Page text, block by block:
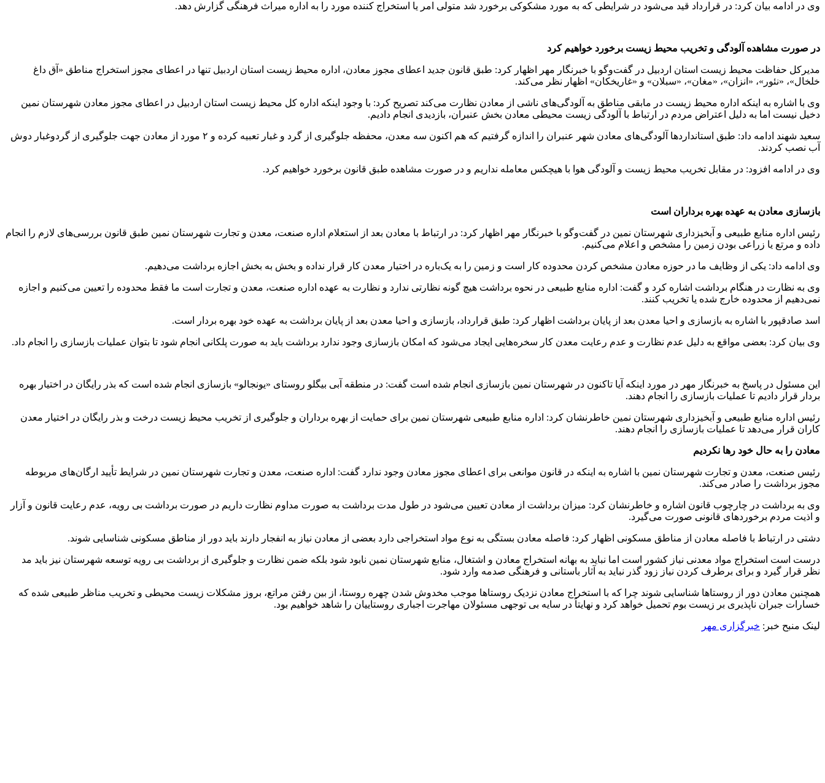
وی در ادامه بیان کرد: در قرارداد قید می‌شود در شرایطی که به مورد مشکوکی برخورد شد متولی امر یا استخراج کننده مورد را به اداره میراث فرهنگی گزارش دهد.
در صورت مشاهده آلودگی و تخریب محیط زیست برخورد خواهیم کرد
مدیرکل حفاظت محیط زیست استان اردبیل در گفت‌وگو با خبرنگار مهر اظهار کرد: طبق قانون جدید اعطای مجوز معادن، اداره محیط زیست استان اردبیل تنها در اعطای مجوز استخراج مناطق «آق داغ
خلخال»، «نئور»، «انزان»، «مغان»، «سبلان» و «غاریخکان» اظهار نظر می‌کند.
وی با اشاره به اینکه اداره محیط زیست در مابقی مناطق به آلودگی‌های ناشی از معادن نظارت می‌کند تصریح کرد: با وجود اینکه اداره کل محیط زیست استان اردبیل در اعطای مجوز معادن شهرستان نمین
دخیل نیست اما به دلیل اعتراض مردم در ارتباط با آلودگی زیست محیطی معادن بخش عنبران، بازدیدی انجام دادیم.
سعید شهند ادامه داد: طبق استانداردها آلودگی‌های معادن شهر عنبران را اندازه گرفتیم که هم اکنون سه معدن، محفظه جلوگیری از گرد و غبار تعبیه کرده و ۲ مورد از معادن جهت جلوگیری از گردوغبار دوش
آب نصب کردند.
وی در ادامه افزود: در مقابل تخریب محیط زیست و آلودگی هوا با هیچکس معامله نداریم و در صورت مشاهده طبق قانون برخورد خواهیم کرد.
بازسازی معادن به عهده بهره برداران است
رئیس اداره منابع طبیعی و آبخیزداری شهرستان نمین در گفت‌وگو با خبرنگار مهر اظهار کرد: در ارتباط با معادن بعد از استعلام اداره صنعت، معدن و تجارت شهرستان نمین طبق قانون بررسی‌های لازم را انجام
داده و مرتع یا زراعی بودن زمین را مشخص و اعلام می‌کنیم.
وی ادامه داد: یکی از وظایف ما در حوزه معادن مشخص کردن محدوده کار است و زمین را به یک‌باره در اختیار معدن کار قرار نداده و بخش به بخش اجازه برداشت می‌دهیم.
وی به نظارت در هنگام برداشت اشاره کرد و گفت: اداره منابع طبیعی در نحوه برداشت هیچ گونه نظارتی ندارد و نظارت به عهده اداره صنعت، معدن و تجارت است ما فقط محدوده را تعیین می‌کنیم و اجازه
نمی‌دهیم از محدوده خارج شده یا تخریب کنند.
اسد صادقپور با اشاره به بازسازی و احیا معدن بعد از پایان برداشت اظهار کرد: طبق قرارداد، بازسازی و احیا معدن بعد از پایان برداشت به عهده خود بهره بردار است.
وی بیان کرد: بعضی مواقع به دلیل عدم نظارت و عدم رعایت معدن کار سخره‌هایی ایجاد می‌شود که امکان بازسازی وجود ندارد برداشت باید به صورت پلکانی انجام شود تا بتوان عملیات بازسازی را انجام داد.
این مسئول در پاسخ به خبرنگار مهر در مورد اینکه آیا تاکنون در شهرستان نمین بازسازی انجام شده است گفت: در منطقه آبی بیگلو روستای «یونجالو» بازسازی انجام شده است که بذر رایگان در اختیار بهره
بردار قرار دادیم تا عملیات بازسازی را انجام دهند.
رئیس اداره منابع طبیعی و آبخیزداری شهرستان نمین خاطرنشان کرد: اداره منابع طبیعی شهرستان نمین برای حمایت از بهره برداران و جلوگیری از تخریب محیط زیست درخت و بذر رایگان در اختیار معدن
کاران قرار می‌دهد تا عملیات بازسازی را انجام دهند.
معادن را به حال خود رها نکردیم
رئیس صنعت، معدن و تجارت شهرستان نمین با اشاره به اینکه در قانون موانعی برای اعطای مجوز معادن وجود ندارد گفت: اداره صنعت، معدن و تجارت شهرستان نمین در شرایط تأیید ارگان‌های مربوطه
مجوز برداشت را صادر می‌کند.
وی به برداشت در چارچوب قانون اشاره و خاطرنشان کرد: میزان برداشت از معادن تعیین می‌شود در طول مدت برداشت به صورت مداوم نظارت داریم در صورت برداشت بی رویه، عدم رعایت قانون و آزار
و اذیت مردم برخوردهای قانونی صورت می‌گیرد.
دشتی در ارتباط با فاصله معادن از مناطق مسکونی اظهار کرد: فاصله معادن بستگی به نوع مواد استخراجی دارد بعضی از معادن نیاز به انفجار دارند باید دور از مناطق مسکونی شناسایی شوند.
درست است استخراج مواد معدنی نیاز کشور است اما نباید به بهانه استخراج معادن و اشتغال، منابع شهرستان نمین نابود شود بلکه ضمن نظارت و جلوگیری از برداشت بی رویه توسعه شهرستان نیز باید مد
نظر قرار گیرد و برای برطرف کردن نیاز زود گذر نباید به آثار باستانی و فرهنگی صدمه وارد شود.
همچنین معادن دور از روستاها شناسایی شوند چرا که با استخراج معادن نزدیک روستاها موجب مخدوش شدن چهره روستا، از بین رفتن مراتع، بروز مشکلات زیست محیطی و تخریب مناظر طبیعی شده که
خسارات جبران ناپذیری بر زیست بوم تحمیل خواهد کرد و نهایتاً در سایه بی توجهی مسئولان مهاجرت اجباری روستاییان را شاهد خواهیم بود.
لینک منبح خبر: خبرگزاری مهر